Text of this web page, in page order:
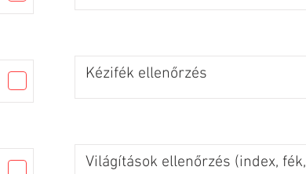
Kézifék ellenőrzés
Világítások ellenőrzés (index, fék,